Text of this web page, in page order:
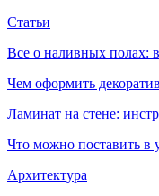
Статьи
Все о наливных полах:
Чем оформить
Ламинат на стене:
Что можно поставить в
Архитектура